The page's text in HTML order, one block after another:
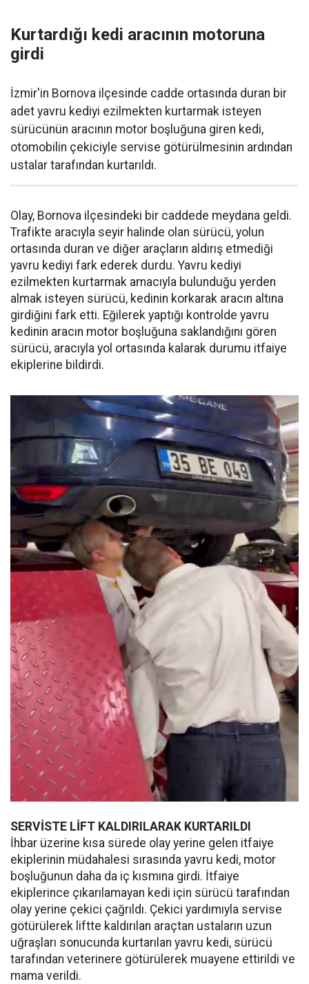
Kurtardığı kedi aracının motoruna
girdi
İzmir'in Bornova ilçesinde cadde ortasında duran bir
adet yavru kediyi ezilmekten kurtarmak isteyen
sürücünün aracının motor boşluğuna giren kedi,
otomobilin çekiciyle servise götürülmesinin ardından
ustalar tarafından kurtarıldı.
Olay, Bornova ilçesindeki bir caddede meydana geldi.
Trafikte aracıyla seyir halinde olan sürücü, yolun
ortasında duran ve diğer araçların aldırış etmediği
yavru kediyi fark ederek durdu. Yavru kediyi
ezilmekten kurtarmak amacıyla bulunduğu yerden
almak isteyen sürücü, kedinin korkarak aracın altına
girdiğini fark etti. Eğilerek yaptığı kontrolde yavru
kedinin aracın motor boşluğuna saklandığını gören
sürücü, aracıyla yol ortasında kalarak durumu itfaiye
ekiplerine bildirdi.
SERVİSTE LİFT KALDIRILARAK KURTARILDI
İhbar üzerine kısa sürede olay yerine gelen itfaiye
ekiplerinin müdahalesi sırasında yavru kedi, motor
boşluğunun daha da iç kısmına girdi. İtfaiye
ekiplerince çıkarılamayan kedi için sürücü tarafından
olay yerine çekici çağrıldı. Çekici yardımıyla servise
götürülerek liftte kaldırılan araçtan ustaların uzun
uğraşları sonucunda kurtarılan yavru kedi, sürücü
tarafından veterinere götürülerek muayene ettirildi ve
mama verildi.